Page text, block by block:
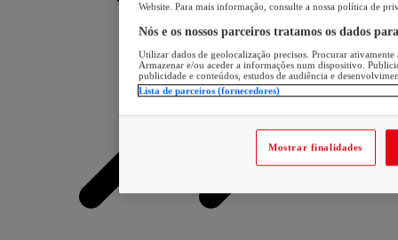
Website. Para mais informação, consulte a nossa política de
Nós e os nossos parceiros tratamos os dados
Utilizar dados de geolocalização precisos. Procurar
Armazenar e/ou aceder a informações num dispositivo.
publicidade e conteúdos, estudos de audiência e
Lista de parceiros (fornecedores)
Mostrar finalidades